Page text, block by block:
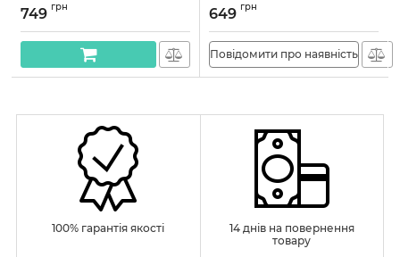
OG00745SB
Артикул:OG00745SB
749 грн
OG00679SB
Артикул:OG00679SB
649 грн
Повідомити про наявність
100% гарантія якості
14 днів на повернення
товару